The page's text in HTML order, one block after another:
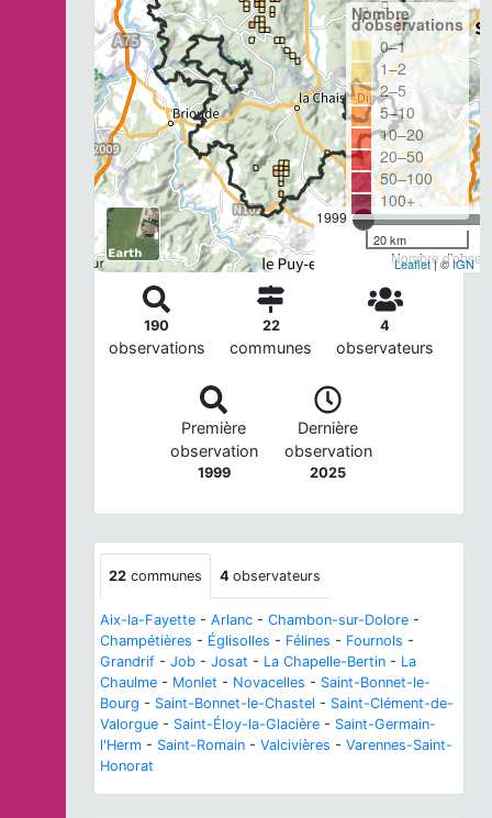
1999
Nombre
Nombre
d'observations
0–1
1–2
2–5
5–10
10–20
20–50
50–100
100+
20 km
Leaflet| ©IGN
190
observations
22
communes
4
observateurs
Première
observation
1999
Dernière
observation
2025
22 communes 4 observateurs
Aix-la-Fayette - Arlanc - Chambon-sur-Dolore -
Champétières - Églisolles - Félines - Fournols -
Grandrif - Job - Josat - La Chapelle-Bertin - La
Chaulme - Monlet - Novacelles - Saint-Bonnet-le-
Bourg - Saint-Bonnet-le-Chastel - Saint-Clément-de-
Valorgue - Saint-Éloy-la-Glacière - Saint-Germain-
l'Herm - Saint-Romain - Valcivières - Varennes-Saint-
Honorat